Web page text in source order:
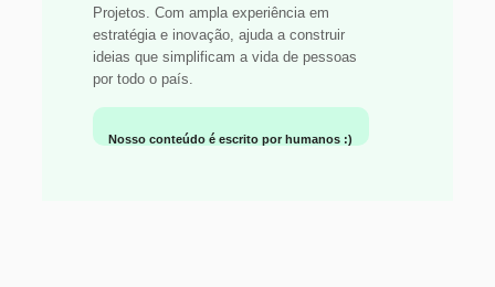
Projetos. Com ampla experiência em
estratégia e inovação, ajuda a construir
ideias que simplificam a vida de pessoas
por todo o país.
Nosso conteúdo é escrito por humanos :)